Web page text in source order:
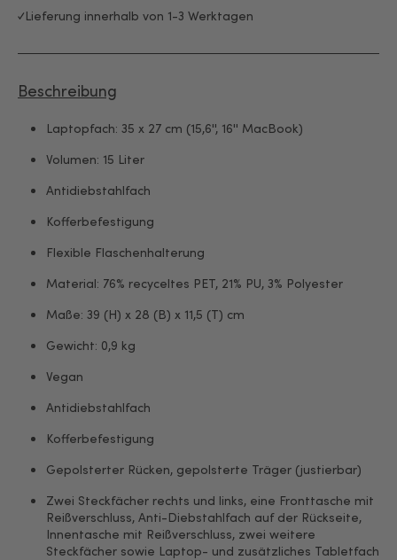
Lieferung innerhalb von 1-3 Werktagen
Beschreibung
Laptopfach: 35 x 27 cm (15,6'', 16'' MacBook)
Volumen: 15 Liter
Antidiebstahlfach
Kofferbefestigung
Flexible Flaschenhalterung
Material: 76% recyceltes PET, 21% PU, 3% Polyester
Maße: 39 (H) x 28 (B) x 11,5 (T) cm
Gewicht: 0,9 kg
Vegan
Antidiebstahlfach
Kofferbefestigung
Gepolsterter Rücken, gepolsterte Träger (justierbar)
Zwei Steckfächer rechts und links, eine Fronttasche mit
Reißverschluss, Anti-Diebstahlfach auf der Rückseite,
Innentasche mit Reißverschluss, zwei weitere
Steckfächer sowie Laptop- und zusätzliches Tabletfach